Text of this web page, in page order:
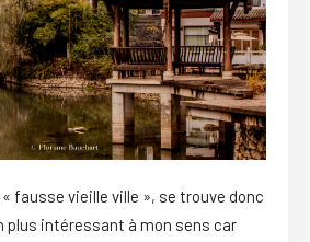
fausse vieille ville », se trouve donc
plus intéressant à mon sens car